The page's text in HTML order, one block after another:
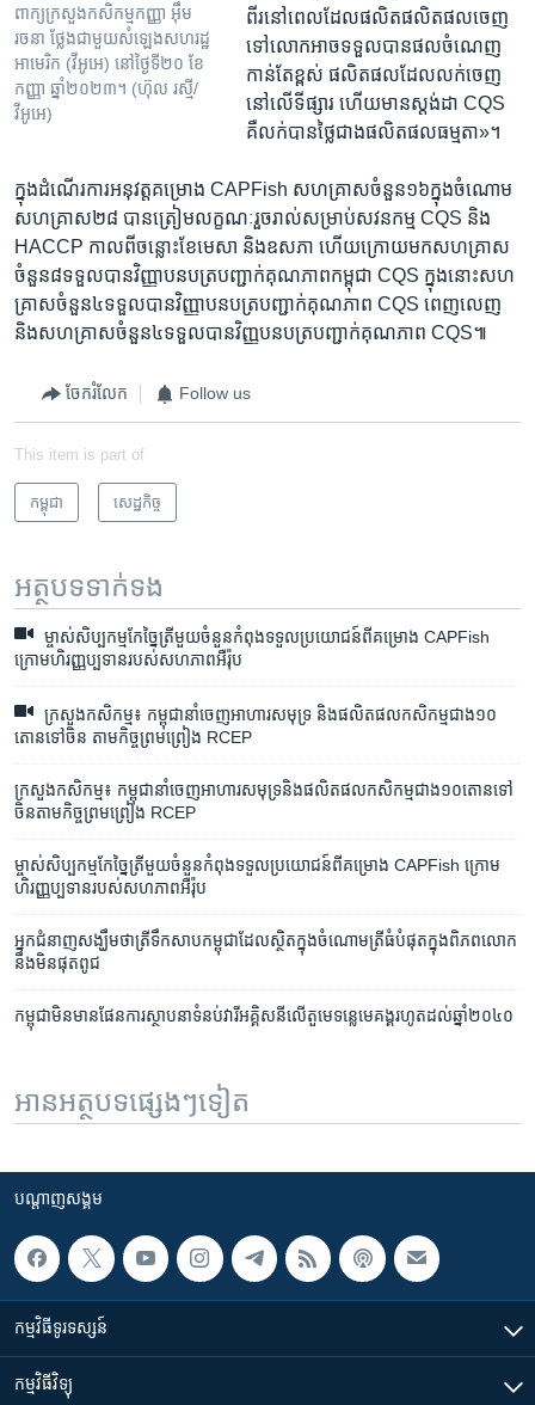
ពាក្យ​ក្រសួង​កសិកម្ម​កញ្ញា អ៊ឹម
រចនា ថ្លែង​ជាមួយ​សំឡេង​សហរដ្ឋ​
អាមេរិក (វីអូអេ) នៅ​ថ្ងៃទី២០ ខែ
កញ្ញា ឆ្នាំ២០២៣។ (ហ៊ុល រស្មី/
វីអូអេ)
ពីរ​នៅ​ពេល​ដែល​ផលិត​ផលិតផល​ចេញ​
ទៅ​លោក​អាច​ទទួល​បាន​ផល​ចំណេញ​
កាន់​តែ​ខ្ពស់​ ផលិត​ផល​ដែល​លក់​ចេញ​
នៅ​លើ​ទីផ្សារ​ ហើយ​មាន​ស្តង់​ដា​ CQS
គឺ​លក់​បាន​ថ្លៃ​ជាង​ផលិត​ផល​ធម្មតា​»។
ក្នុងដំណើរការ​អនុវត្ត​គម្រោង​ ​CAPFish សហគ្រាស​ចំនួន​១៦​ក្នុងចំណោម​
សហ​គ្រាស​២៨​ បានត្រៀម​លក្ខណៈ​រួចរាល់​សម្រាប់​សវនកម្ម​ CQS និង​
HACCP កាល​ពី​ចន្លោះខែមេសា ​និង​ឧសភា ​ហើយ​ក្រោយមកសហគ្រាស​
ចំនួន​៨ទទួល​បាន​វិញ្ញា​បន​បត្របញ្ជាក់​គុណភាព​កម្ពុជា ​CQS ក្នុងនោះ​សហ
គ្រាស​ចំនួន​៤​ទទួលបាន​វិញ្ញាបន​បត្របញ្ជាក់​គុណភាព​ ​CQS ពេញលេញ​
និងសហគ្រាស​ចំនួន​៤​ទទួល​បាន​វិញ្ញបនបត្រ​បញ្ជាក់​គុណភាព CQS៕​
ចែករំលែក Follow us
This item is part of
កម្ពុជា សេដ្ឋកិច្ច
អត្ថបទ​ទាក់ទង
ម្ចាស់សិប្បកម្មកែច្នៃត្រីមួយចំនួនកំពុងទទួលប្រយោជន៍ពីគម្រោង CAPFish
ក្រោមហិរញ្ញប្បទានរបស់សហភាពអឺរ៉ុប
ក្រសួង​កសិកម្ម៖ ​កម្ពុជា​នាំចេញ​អាហារ​សមុទ្រ​ និង​ផលិតផល​កសិកម្ម​ជាង​១០​
តោន​ទៅ​ចិន​ តាម​កិច្ច​ព្រមព្រៀង​ RCEP
ក្រសួង​កសិកម្ម​៖ ​កម្ពុជា​នាំចេញ​អាហារសមុទ្រ​និងផលិតផល​កសិកម្ម​ជាង​១០​តោន​ទៅ​
ចិនតាម​កិច្ចព្រមព្រៀង​ RCEP
ម្ចាស់​សិប្បកម្ម​កែច្នៃ​ត្រី​មួយ​ចំនួន​កំពុង​ទទួល​ប្រយោជន៍​ពី​គម្រោង​ CAPFish ក្រោម​
ហិរញ្ញប្បទាន​របស់​សហភាព​អឺរ៉ុប
អ្នក​ជំនាញ​សង្ឃឹម​ថា​ត្រី​ទឹកសាប​​កម្ពុជា​ដែល​ស្ថិត​ក្នុង​ចំណោម​ត្រី​ធំ​បំផុត​ក្នុង​ពិភពលោក​
នឹង​មិន​ផុតពូជ
កម្ពុជា​មិន​មាន​ផែនការ​​ស្ថាបនា​ទំនប់​វារី​អគ្គិសនី​លើ​តួ​មេ​ទន្លេ​មេគង្គ​រហូត​ដល់​ឆ្នាំ​២០៤០
អានអត្ថបទផ្សេងៗទៀត
បណ្តាញ​សង្គម
កម្មវិធី​ទូរទស្សន៍
កម្មវិធី​វិទ្យុ